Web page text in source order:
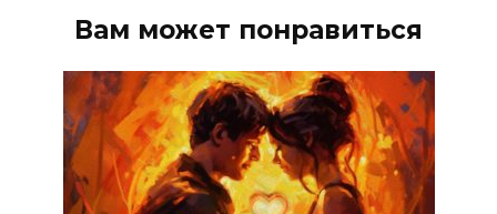
Вам может понравиться